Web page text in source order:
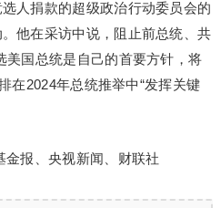
人捐款的超级政治行动委员会的
他在采访中说，阻止前总统、共
美国总统是自己的首要方针，将
在2024年总统推举中“发挥关键
报、央视新闻、财联社